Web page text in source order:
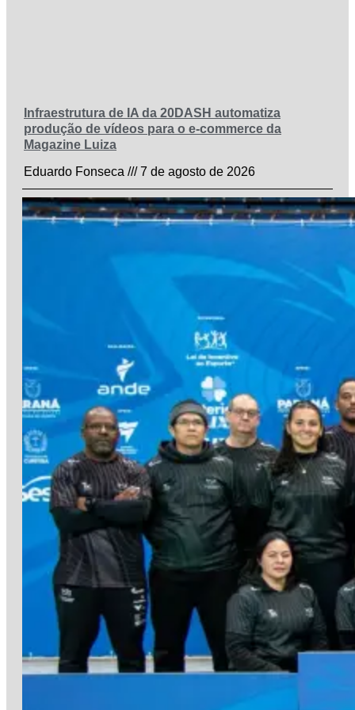
Infraestrutura de IA da 20DASH automatiza
produção de vídeos para o e-commerce da
Magazine Luiza
Eduardo Fonseca
7 de agosto de 2026